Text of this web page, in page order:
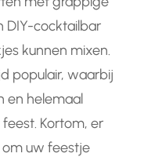
DIY-cocktailbar
kunnen mixen.
populair, waarbij
en helemaal
Kortom, er
uw feestje